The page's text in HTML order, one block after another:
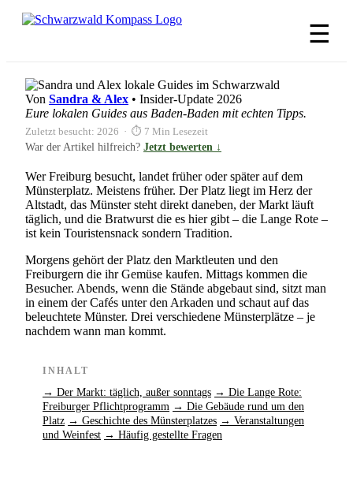
Zum
Inhalt
☰
Von Sandra & Alex • Insider-Update 2026
Eure lokalen Guides aus Baden-Baden mit echten Tipps.
Zuletzt besucht: 2026 · ⏱ 7 Min Lesezeit
War der Artikel hilfreich? Jetzt bewerten ↓
Wer Freiburg besucht, landet früher oder später auf dem
Münsterplatz. Meistens früher. Der Platz liegt im Herz der
Altstadt, das Münster steht direkt daneben, der Markt läuft
täglich, und die Bratwurst die es hier gibt – die Lange Rote –
ist kein Touristensnack sondern Tradition.
Morgens gehört der Platz den Marktleuten und den
Freiburgern die ihr Gemüse kaufen. Mittags kommen die
Besucher. Abends, wenn die Stände abgebaut sind, sitzt man
in einem der Cafés unter den Arkaden und schaut auf das
beleuchtete Münster. Drei verschiedene Münsterplätze – je
nachdem wann man kommt.
INHALT
→ Der Markt: täglich, außer sonntags → Die Lange Rote:
Freiburger Pflichtprogramm → Die Gebäude rund um den
Platz → Geschichte des Münsterplatzes → Veranstaltungen
und Weinfest → Häufig gestellte Fragen